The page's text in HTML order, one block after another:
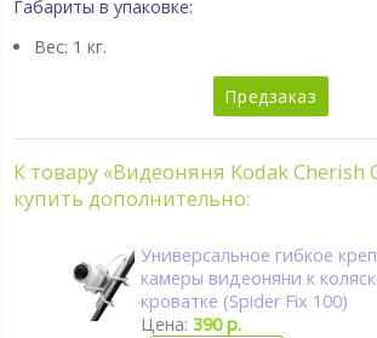
Габариты в упаковке:
Вес: 1 кг.
Предзаказ
К товару «Видеоняня Kodak Cherish
купить дополнительно:
Универсальное гибкое
камеры видеоняни к
кроватке (Spider Fix 100)
Цена:390 р.